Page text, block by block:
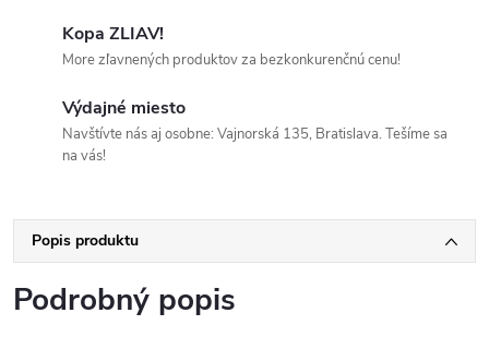
Kopa ZLIAV!
More zľavnených produktov za bezkonkurenčnú cenu!
Výdajné miesto
Navštívte nás aj osobne: Vajnorská 135, Bratislava. Tešíme sa
na vás!
Popis produktu
Podrobný popis